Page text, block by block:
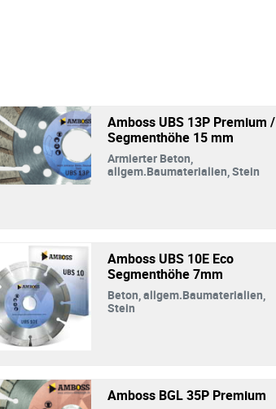
Amboss UBS 13P Premium /
Segmenthöhe 15 mm
Armierter Beton,
allgem.Baumaterialien, Stein
Amboss UBS 10E Eco
Segmenthöhe 7mm
Beton, allgem.Baumaterialien,
Stein
Amboss BGL 35P Premium